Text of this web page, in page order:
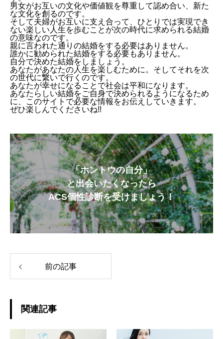
男女がお互いの文化や価値観を尊重して認め合い、新た
な文化を創るのです。
そして夫婦がお互いに支え合って、ひとりでは実現でき
ない楽しい人生を歩むことが次の時代に求められる結婚
の意味なのです。
親に言われた通りの結婚をする必要はありません。
誰かに勧められた結婚をする必要もありません。
自分で決めた結婚をしましょう。
あなたがあなたの人生を楽しむために。そしてそれを次
の世代に繋いで行くのです。
あなたが幸せになることで社会は平和になります。
あなたらしい結婚をご自身で決められるようになるため
に、このサイトで必要な情報をお伝えしていきます。
ぜひ楽しんでくださいね!!
「ホントウの自分」
と出会いたくなったら
ACS個性診断を受けましょう！
前の記事
関連記事
【結婚の意味】
【価値観が違うことは問題？】
【日本はすれ違いの文化】
【時代は変わった？】
【お互いを尊重する風土を】
【これからの結婚】